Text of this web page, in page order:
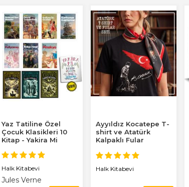
Yaz Tatiline Özel
Çocuk Klasikleri 10
Kitap - Yakira Mi
Halk Kitabevi
Jules Verne
Ayyıldız Kocatepe T-
shirt ve Atatürk
Kalpaklı Fular
Halk Kitabevi